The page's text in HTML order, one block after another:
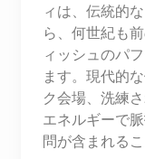
ィは、伝統的
ら、何世紀も
ィッシュのパ
ます。現代的
ク会場、洗練
エネルギーで
問が含まれる